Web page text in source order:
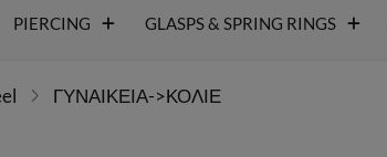
PIERCING GLASPS & SPRING RINGS
ΓΥΝΑΙΚΕΙΑ->ΚΟΛΙΕ